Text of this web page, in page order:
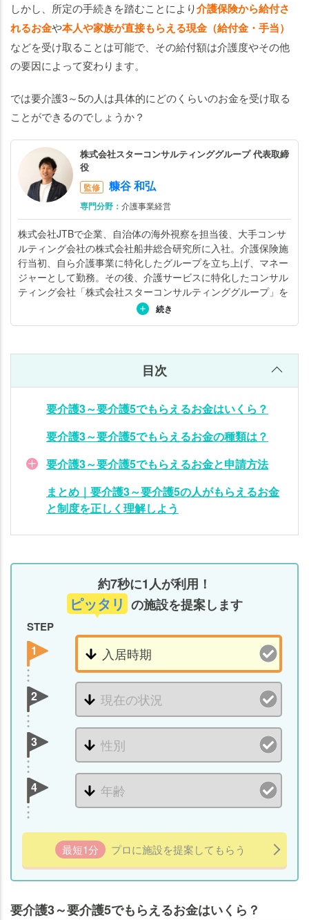
しかし、所定の手続きを踏むことにより介護保険から給付さ
れるお金や本人や家族が直接もらえる現金（給付金・手当）
などを受け取ることは可能で、その給付額は介護度やその他
の要因によって変わります。
では要介護3～5の人は具体的にどのくらいのお金を受け取る
ことができるのでしょうか？
株式会社スターコンサルティンググループ 代表取締
役
監修 糠谷 和弘
専門分野： 介護事業経営
株式会社JTBで企業、自治体の海外視察を担当後、大手コンサ
ルティング会社の株式会社船井総合研究所に入社。介護保険施
行当初、自ら介護事業に特化したグループを立ち上げ、マネー
ジャーとして勤務。その後、介護サービスに特化したコンサル
ティング会社「株式会社スターコンサルティンググループ」を
立ち上げ、専門家集団として活動している。サポート領域とし
ング実績500法人以上、講演実績700回以上。また「ガイアの
夜明け（テレビ東京）」など、テレビ、新聞、雑誌の取材も多
続き
目次
要介護3～要介護5でもらえるお金はいくら？
要介護3～要介護5でもらえるお金の種類は？
要介護3～要介護5でもらえるお金と申請方法
まとめ｜要介護3～要介護5の人がもらえるお金
と制度を正しく理解しよう
約7秒に1人が利用！
ピッタリ の施設を提案します
STEP
1
2
3
4
最短1分 プロに施設を提案してもらう
も
ら
え
る
お
金
と
申
請
方
法
ま
と
め
｜
要
介
要
護
の
人
も
え
る
お
と
正
し
解
よ
う
要介護3～要介護5でもらえるお金はいくら？